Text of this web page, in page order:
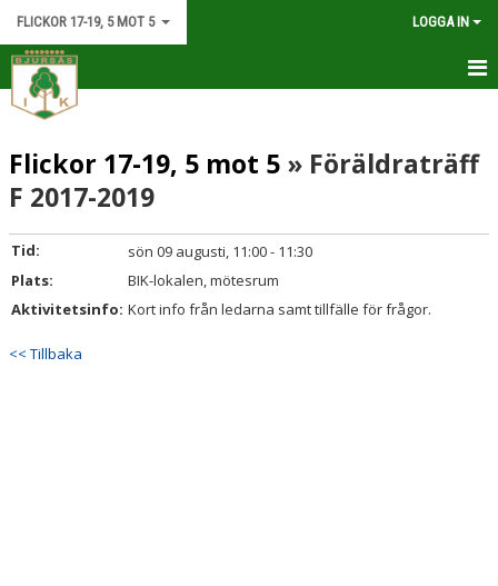
FLICKOR 17-19, 5 MOT 5 LOGGA IN
HEM
NYHETER
KALENDER
MATCHER
TRUPPEN
BILDGALLERI
Flickor 17-19, 5 mot 5 » Föräldraträff
F 2017-2019
Tid:
sön 09 augusti, 11:00 - 11:30
Plats:
BIK-lokalen, mötesrum
Aktivitetsinfo: Kort info från ledarna samt tillfälle för frågor.
<< Tillbaka